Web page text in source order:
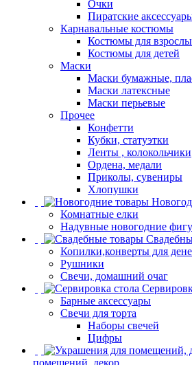
Очки
Пиратские
Карнавальные костюмы
Костюмы для
Костюмы для детей
Маски
Маски бумажные,
Маски латексные
Маски перьевые
Прочее
Конфетти
Кубки, статуэтки
Ленты , колокольчики
Ордена, медали
Приколы, сувениры
Хлопушки
Комнатные елки
Надувные новогодние
Копилки,конверты для
Рушники
Свечи, домашний очаг
Барные аксессуары
Свечи для торта
Наборы свечей
Цифры
помещений, декор